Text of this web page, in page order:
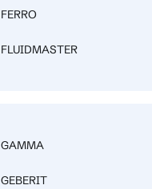
FERRO
FLUIDMASTER
GAMMA
GEBERIT